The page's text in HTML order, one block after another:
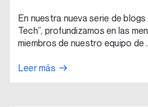
En nuestra nueva serie de blogs
Tech”, profundizamos en las
miembros de nuestro equipo de
Leer más